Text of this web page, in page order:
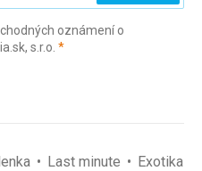
oznámení o
s.r.o. *(povinné)
Last minute
Exotika